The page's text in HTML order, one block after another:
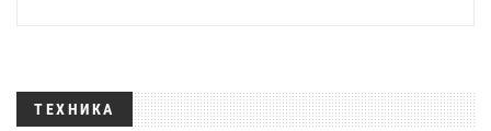
ТЕХНИКА